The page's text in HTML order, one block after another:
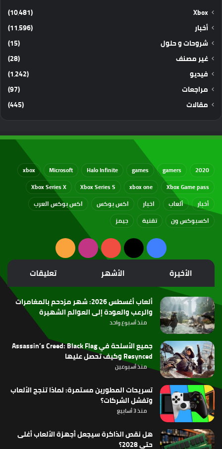
Xbox
(10٬481)
أخبار
(11٬596)
شروحات و حلول
(15)
غير مصنف
(28)
فيديو
(1٬242)
مراجعات
(97)
مقالات
(445)
2020
gamers
games
Halo Infinite
Microsoft
xbox
Xbox Game pass
xbox one
Xbox Series S
Xbox Series X
أخبار
ألعاب اخبار اكس بوكس
اكس بوكس العرب
اكسبوكس ون
تقنية جيمز
فيسبوك
‫X
‫YouTubeانستقرامملخص
الموقع
RSS
الأخيرة الأشهر تعليقات
ألعاب أغسطس 2026: شهر مزدحم بالمغامرات
والرعب والعودة إلى العوالم الشهيرة
منذ أسبوع واحد
جميع الأسلحة في Assassin’s Creed: Black Flag
Resynced وكيف تحصل عليها
منذ أسبوعين
تسريحات المطورين مستمرة: لماذا تنجح الألعاب
وتفشل الشركات؟
منذ 3 أسابيع
هل نقص الذاكرة سيجعل أجهزة الألعاب أغلى
حتى 2028؟